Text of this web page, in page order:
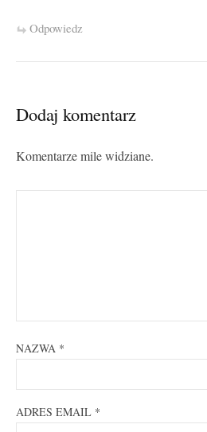
Odpowiedz
Dodaj komentarz
Komentarze mile widziane.
NAZWA *
ADRES EMAIL *